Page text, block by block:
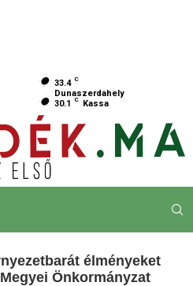
33.4 C
Dunaszerdahely
30.1 C Kassa
élményeket
Önkormányzat